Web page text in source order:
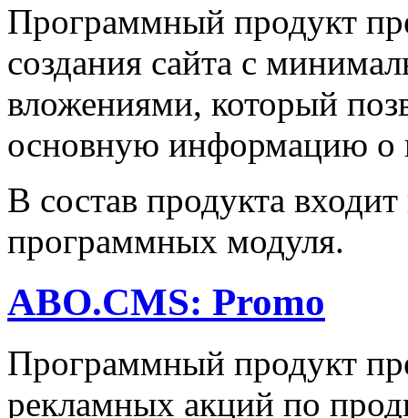
Программный продукт
создания сайта с
вложениями, который
основную информацию о
В состав продукта
программных модуля.
ABO.CMS: Promo
Программный продукт
рекламных акций по